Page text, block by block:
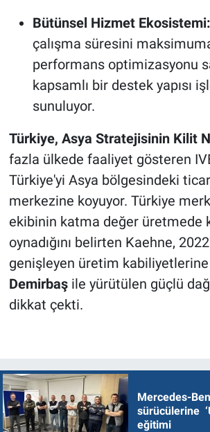
Bütünsel Hizmet Ekosistemi:
çalışma süresini
performans optimizasyonu
kapsamlı bir destek yapısı
sunuluyor.
Türkiye, Asya Stratejisinin Kilit
fazla ülkede faaliyet gösteren
Türkiye'yi Asya bölgesindeki
merkezine koyuyor. Türkiye
ekibinin katma değer üretmede
oynadığını belirten Kaehne,
genişleyen üretim
Demirbaşile yürütülen güçlü
dikkat çekti.
Mercedes-
sürücülerine
eğitimi